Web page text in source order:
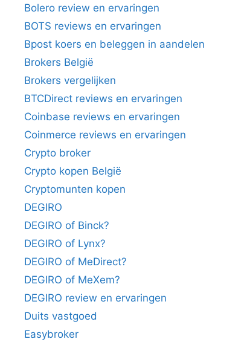
Bolero review en ervaringen
BOTS reviews en ervaringen
Bpost koers en beleggen in aandelen
Brokers België
Brokers vergelijken
BTCDirect reviews en ervaringen
Coinbase reviews en ervaringen
Coinmerce reviews en ervaringen
Crypto broker
Crypto kopen België
Cryptomunten kopen
DEGIRO
DEGIRO of Binck?
DEGIRO of Lynx?
DEGIRO of MeDirect?
DEGIRO of MeXem?
DEGIRO review en ervaringen
Duits vastgoed
Easybroker